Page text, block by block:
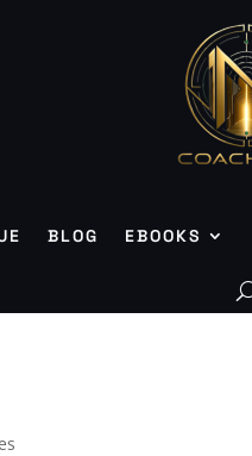
BLOG EBOOKS